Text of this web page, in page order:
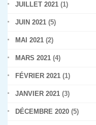
JUILLET 2021 (1)
JUIN 2021 (5)
MAI 2021 (2)
MARS 2021 (4)
FÉVRIER 2021 (1)
JANVIER 2021 (3)
DÉCEMBRE 2020 (5)